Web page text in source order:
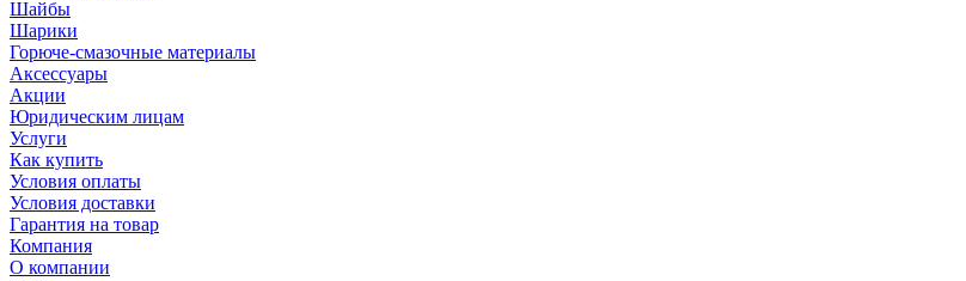
Шайбы
Шарики
Горюче-смазочные материалы
Аксессуары
Акции
Юридическим лицам
Услуги
Как купить
Условия оплаты
Условия доставки
Гарантия на товар
Компания
О компании